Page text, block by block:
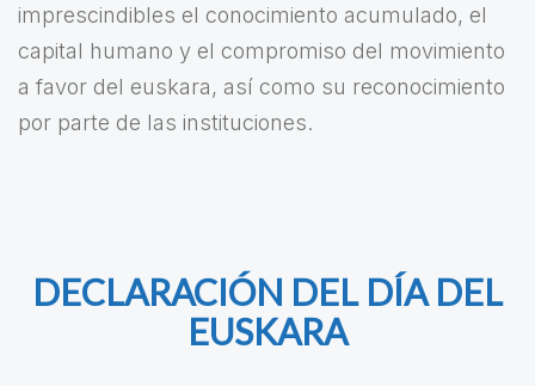
imprescindibles el conocimiento acumulado, el
capital humano y el compromiso del movimiento
a favor del euskara, así como su reconocimiento
por parte de las instituciones.
DECLARACIÓN DEL DÍA DEL
EUSKARA